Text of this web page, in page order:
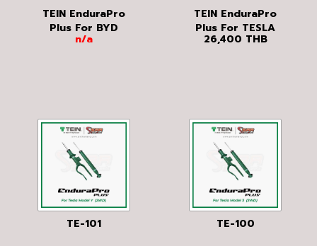
TEIN EnduraPro
Plus For BYD
SEAL
n/a
TEIN EnduraPro
Plus For TESLA
MODEL Y (4WD)
26,400 THB
TE-101 TE-100